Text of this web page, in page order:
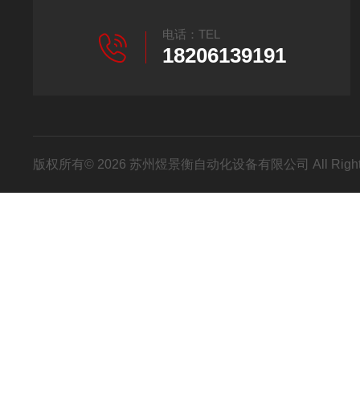
电话：TEL
18206139191
版权所有© 2026 苏州煜景衡自动化设备有限公司 All